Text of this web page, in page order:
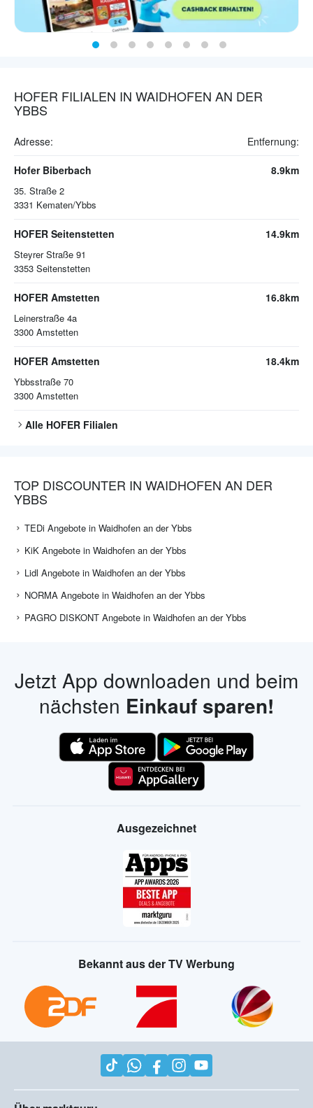
HOFER FILIALEN IN WAIDHOFEN AN DER
YBBS
Adresse: Entfernung:
Hofer Biberbach
35. Straße 2
3331 Kematen/Ybbs
8.9km
HOFER Seitenstetten
Steyrer Straße 91
3353 Seitenstetten
14.9km
HOFER Amstetten
Leinerstraße 4a
3300 Amstetten
16.8km
HOFER Amstetten
Ybbsstraße 70
3300 Amstetten
18.4km
Alle HOFER Filialen
TOP DISCOUNTER IN WAIDHOFEN AN DER
YBBS
TEDi Angebote in Waidhofen an der Ybbs
KiK Angebote in Waidhofen an der Ybbs
Lidl Angebote in Waidhofen an der Ybbs
NORMA Angebote in Waidhofen an der Ybbs
PAGRO DISKONT Angebote in Waidhofen an der Ybbs
Jetzt App downloaden und beim
nächsten Einkauf sparen!
Ausgezeichnet
Bekannt aus der TV Werbung